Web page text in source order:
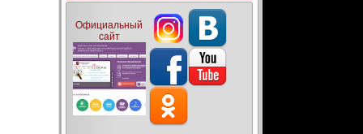
Официальный
сайт